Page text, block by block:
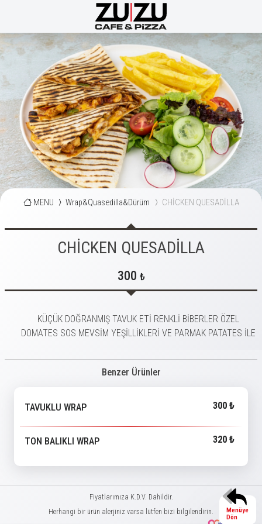
MENU Wrap&Quasedilla&Dürüm CHİCKEN QUESADİLLA
CHİCKEN QUESADİLLA
300 ₺
KÜÇÜK DOĞRANMIŞ TAVUK ETİ RENKLİ BİBERLER ÖZEL
DOMATES SOS MEVSİM YEŞİLLİKLERİ VE PARMAK PATATES İLE
Benzer Ürünler
TAVUKLU WRAP 300 ₺
TON BALIKLI WRAP 320 ₺
Fiyatlarımıza K.D.V. Dahildir.
Herhangi bir ürün alerjiniz varsa lütfen bizi bilgilendirin.
Menüye
Dön